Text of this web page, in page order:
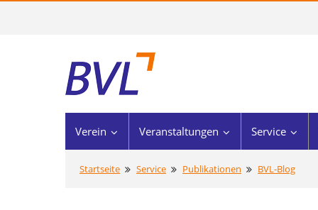
Verein Veranstaltungen Service
Startseite Service Publikationen BVL-Blog